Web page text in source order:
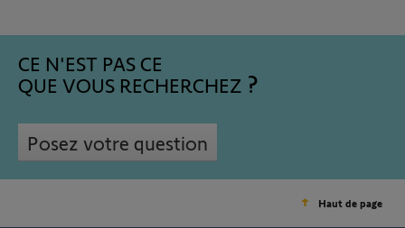
CE N'EST PAS CE
QUE VOUS RECHERCHEZ
Posez votre question
Haut de page